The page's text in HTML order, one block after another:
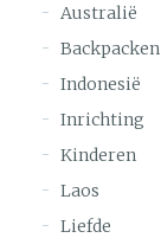
Australië
Backpacken
Indonesië
Inrichting
Kinderen
Laos
Liefde